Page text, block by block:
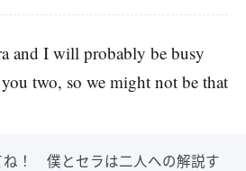
and I will probably be busy
two, so we might not be that
ね！ 僕とセラは二人への解説す